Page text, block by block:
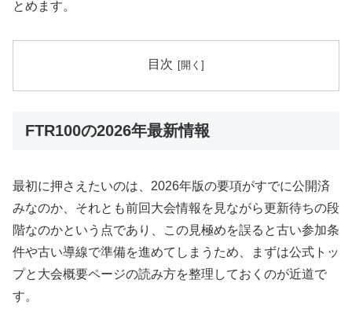
とめます。
目次
FTR100の2026年最新情報
最初に押さえたいのは、2026年版の要項がすでに公開済
みなのか、それとも前回大会情報を見ながら更新待ちの段
階なのかという点であり、この見極めを誤ると古い参加条
件や古い導線で準備を進めてしまうため、まずは公式トッ
プと大会概要ページの読み方を整理しておくのが近道で
す。